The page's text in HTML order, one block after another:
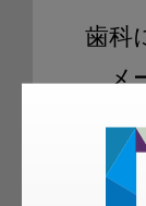
歯科
メ
ご登録